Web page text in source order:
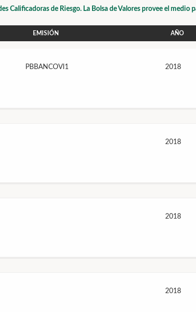
Calificadoras de Riesgo. La Bolsa de Valores provee el
EMISIÓN AÑO
PBBANCOVI1 2018
2018
2018
2018